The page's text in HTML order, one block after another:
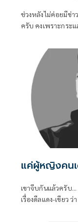
ช่วงหลังไม่ค่อยมีข่
ครับ คงเพราะกระแสหดหาย ไร้คนสนใจ แม้กระทั่งคนที่อ้างว่า
กลับเข้าไปในคุก
แค่ผู้หญิงคนเ
เขาจีบกันแล้วครับ
เรื่องดีลแดง-เขียว